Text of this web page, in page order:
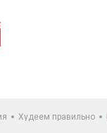
Худеем правильно